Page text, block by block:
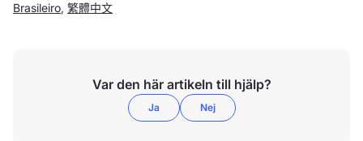
Brasileiro, 繁體中文
Var den här artikeln till hjälp?
Ja Nej